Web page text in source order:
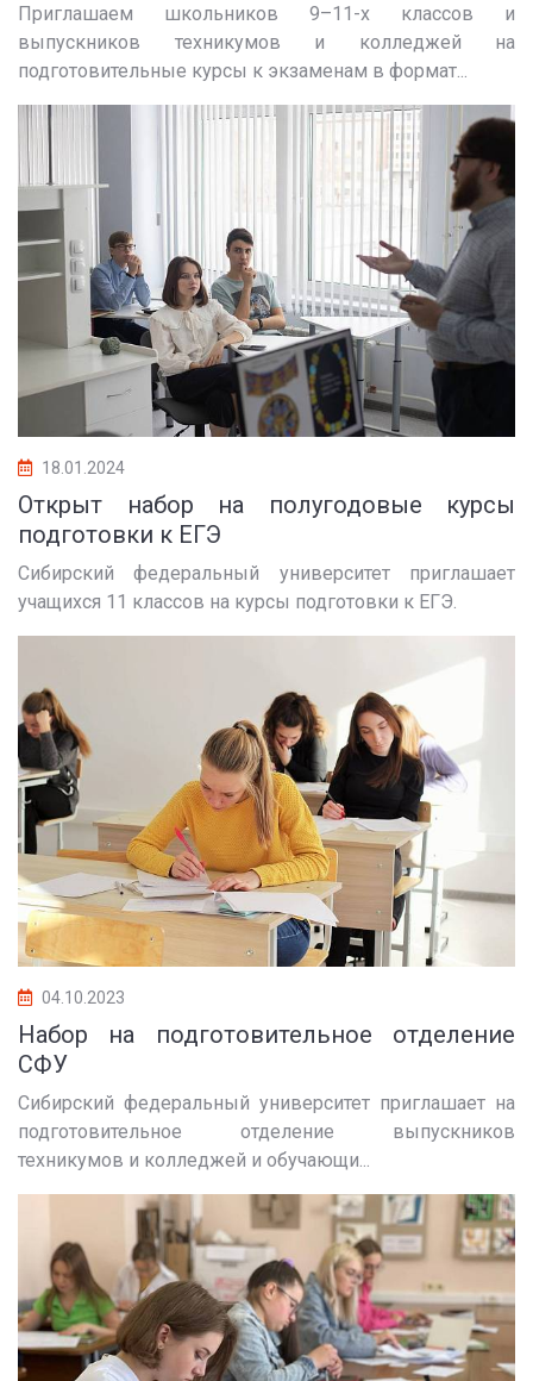
Приглашаем школьников 9–11-х классов и
выпускников техникумов и колледжей на
подготовительные курсы к экзаменам в формат...
18.01.2024
Открыт набор на полугодовые курсы
подготовки к ЕГЭ
Сибирский федеральный университет приглашает
учащихся 11 классов на курсы подготовки к ЕГЭ.
04.10.2023
Набор на подготовительное отделение
СФУ
Сибирский федеральный университет приглашает на
подготовительное отделение выпускников
техникумов и колледжей и обучающи...